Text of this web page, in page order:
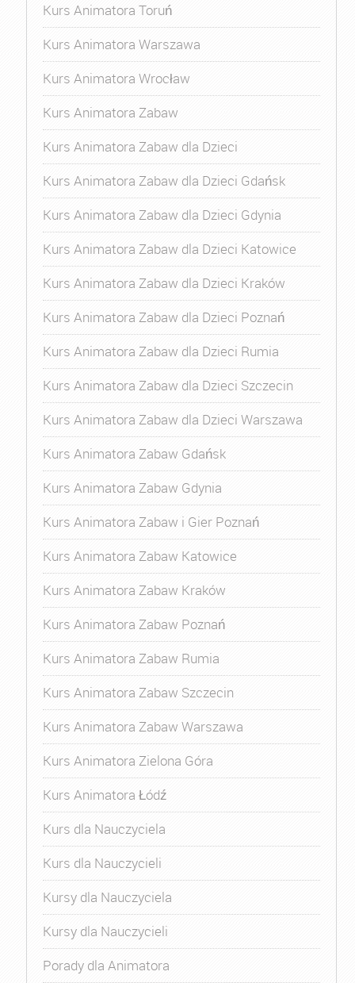
Kurs Animatora Toruń
Kurs Animatora Warszawa
Kurs Animatora Wrocław
Kurs Animatora Zabaw
Kurs Animatora Zabaw dla Dzieci
Kurs Animatora Zabaw dla Dzieci Gdańsk
Kurs Animatora Zabaw dla Dzieci Gdynia
Kurs Animatora Zabaw dla Dzieci Katowice
Kurs Animatora Zabaw dla Dzieci Kraków
Kurs Animatora Zabaw dla Dzieci Poznań
Kurs Animatora Zabaw dla Dzieci Rumia
Kurs Animatora Zabaw dla Dzieci Szczecin
Kurs Animatora Zabaw dla Dzieci Warszawa
Kurs Animatora Zabaw Gdańsk
Kurs Animatora Zabaw Gdynia
Kurs Animatora Zabaw i Gier Poznań
Kurs Animatora Zabaw Katowice
Kurs Animatora Zabaw Kraków
Kurs Animatora Zabaw Poznań
Kurs Animatora Zabaw Rumia
Kurs Animatora Zabaw Szczecin
Kurs Animatora Zabaw Warszawa
Kurs Animatora Zielona Góra
Kurs Animatora Łódź
Kurs dla Nauczyciela
Kurs dla Nauczycieli
Kursy dla Nauczyciela
Kursy dla Nauczycieli
Porady dla Animatora